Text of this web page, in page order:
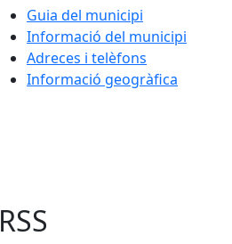
Guia del municipi
Informació del municipi
Adreces i telèfons
Informació geogràfica
RSS